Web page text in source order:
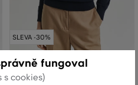
SLEVA -30%
ROLÁK GANT FINE MERINO
TURTLENECK
fungoval
s cookies)